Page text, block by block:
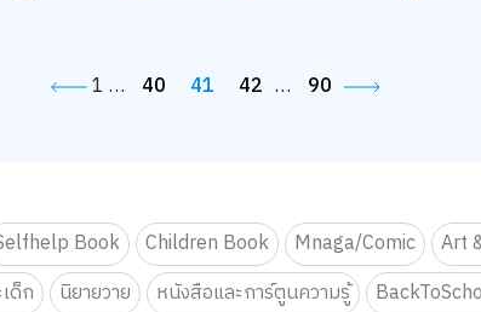
1 … 40 41 42 … 90
Book Children Book Mnaga/Comic Art
ด็ก นิยายวาย หนังสือและการ์ตูนความรู้